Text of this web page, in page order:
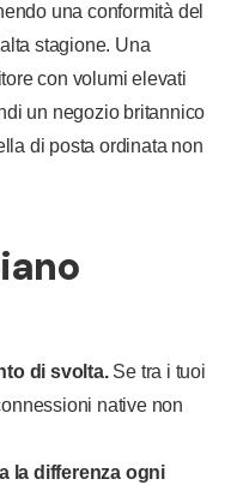
una conformità del
stagione. Una
con volumi elevati
un negozio britannico
di posta ordinata non
di svolta. Se tra i tuoi
native non
la differenza ogni